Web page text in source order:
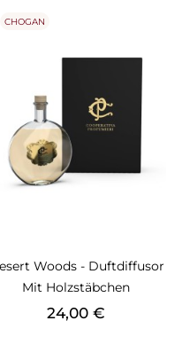
Woods - Duftdiffusor
Mit Holzstäbchen
Preis
24,00 €
CHOGAN